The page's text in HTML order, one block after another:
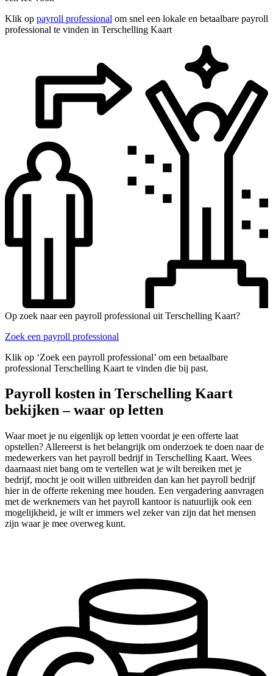
Klik op payroll professional om snel een lokale en betaalbare payroll
professional te vinden in Terschelling Kaart
Op zoek naar een payroll professional uit Terschelling Kaart?
Zoek een payroll professional
Klik op ‘Zoek een payroll professional’ om een betaalbare
professional Terschelling Kaart te vinden die bij past.
Payroll kosten in Terschelling Kaart
bekijken – waar op letten
Waar moet je nu eigenlijk op letten voordat je een offerte laat
opstellen? Allereerst is het belangrijk om onderzoek te doen naar de
medewerkers van het payroll bedrijf in Terschelling Kaart. Wees
daarnaast niet bang om te vertellen wat je wilt bereiken met je
bedrijf, mocht je ooit willen uitbreiden dan kan het payroll bedrijf
hier in de offerte rekening mee houden. Een vergadering aanvragen
met de werknemers van het payroll kantoor is natuurlijk ook een
mogelijkheid, je wilt er immers wel zeker van zijn dat het mensen
zijn waar je mee overweg kunt.